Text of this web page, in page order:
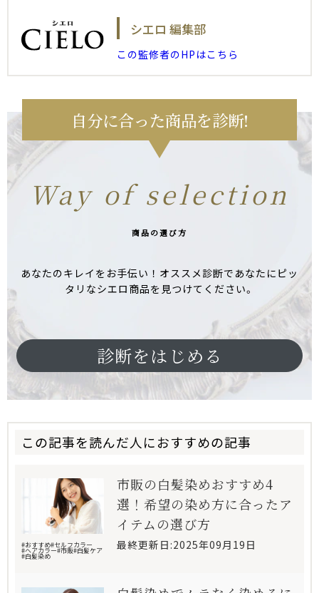
シエロ 編集部
この監修者のHPはこちら
自分に合った商品を診断!
Way of selection
商品の選び方
あなたのキレイをお手伝い！オススメ診断であなたにピッ
タリなシエロ商品を見つけてください。
診断をはじめる
この記事を読んだ人におすすめの記事
#おすすめ#セルフカラー
#ヘアカラー#市販#白髪ケア
#白髪染め
市販の白髪染めおすすめ4
選！希望の染め方に合ったア
イテムの選び方
最終更新日:2025年09月19日